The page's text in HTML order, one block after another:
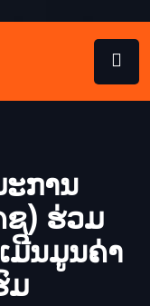
ການ
) ຮ່ວມ
ມີນມູນຄ່າ
ມ